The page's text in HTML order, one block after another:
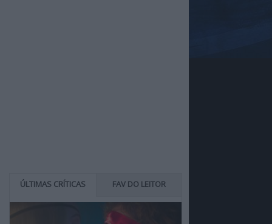
ÚLTIMAS CRÍTICAS FAV DO LEITOR